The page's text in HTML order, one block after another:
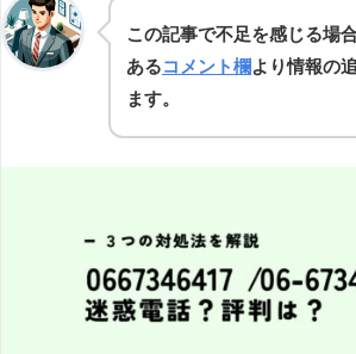
この記事で不足を感じる場
あるコメント欄より情報の
ます。